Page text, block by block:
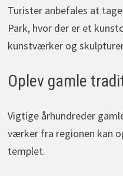
Turister anbefales at
Park, hvor der er et
kunstværker og
Oplev gamle
Vigtige århundreder
værker fra regionen kan
templet.